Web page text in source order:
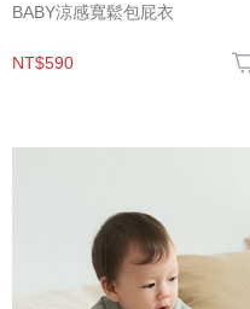
BABY涼感寬鬆包屁衣
NT$590